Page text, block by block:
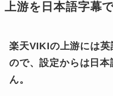
上游を日本語字幕
楽天VIKIの上游には
ので、設定からは日
ん。